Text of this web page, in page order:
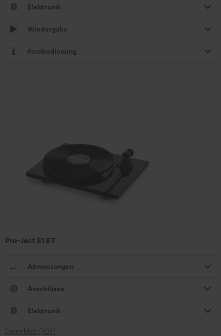
Elektronik
Wiedergabe
Fernbedienung
Pro-Ject E1 BT
Abmessungen
Anschlüsse
Elektronik
Datenblatt [PDF]